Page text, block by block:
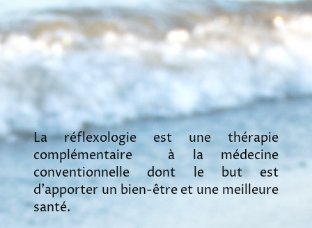
La réflexologie est une thérapie
complémentaire à la médecine
conventionnelle dont le but est
d'apporter un bien-être et une meilleure
santé.